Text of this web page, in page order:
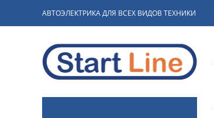
АВТОЭЛЕКТРИКА ДЛЯ ВСЕХ ВИДОВ ТЕХНИКИ